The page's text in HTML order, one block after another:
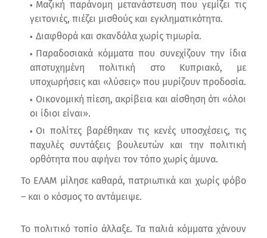
Μαζική παράνομη μετανάστευση που γεμίζει τις
γειτονιές, πιέζει μισθούς και εγκληματικότητα.
Διαφθορά και σκανδάλα χωρίς τιμωρία.
Παραδοσιακά κόμματα που συνεχίζουν την ίδια
αποτυχημένη πολιτική στο Κυπριακό, με
υποχωρήσεις και «λύσεις» που μυρίζουν προδοσία.
Οικονομική πίεση, ακρίβεια και αίσθηση ότι «όλοι
οι ίδιοι είναι».
Οι πολίτες βαρέθηκαν τις κενές υποσχέσεις, τις
παχυλές συντάξεις βουλευτών και την πολιτική
ορθότητα που αφήνει τον τόπο χωρίς άμυνα.
Το ΕΛΑΜ μίλησε καθαρά, πατριωτικά και χωρίς φόβο
– και ο κόσμος το αντάμειψε.
Το πολιτικό τοπίο άλλαξε. Τα παλιά κόμματα χάνουν